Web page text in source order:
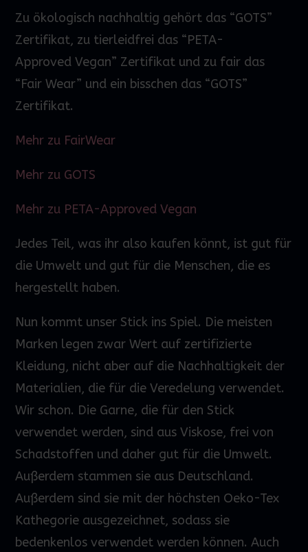
Zu ökologisch nachhaltig gehört das “GOTS”
Zertifikat, zu tierleidfrei das “PETA-
Approved Vegan” Zertifikat und zu fair das
“FairWear” und ein bisschen das “GOTS”
Zertifikat.
Mehr zu FairWear
Mehr zu GOTS
Mehr zu PETA-Approved Vegan
Jedes Teil, was ihr also kaufen könnt, ist gut für
die Umwelt und gut für die Menschen, die es
hergestellt haben.
Nun kommt unser Stick ins Spiel. Die meisten
Marken legen zwarWert auf zertifizierte
Kleidung, nicht aber auf die Nachhaltigkeit der
Materialien, die für die Veredelung verwendet.
Wir schon. Die Garne, die für den Stick
verwendet werden, sind aus Viskose, frei von
Schadstoffen und daher gut für die Umwelt.
Außerdem stammen sie aus Deutschland.
Außerdem sind sie mit der höchsten Oeko-Tex
Kathegorie ausgezeichnet, sodass sie
bedenkenlos verwendet werden können. Auch